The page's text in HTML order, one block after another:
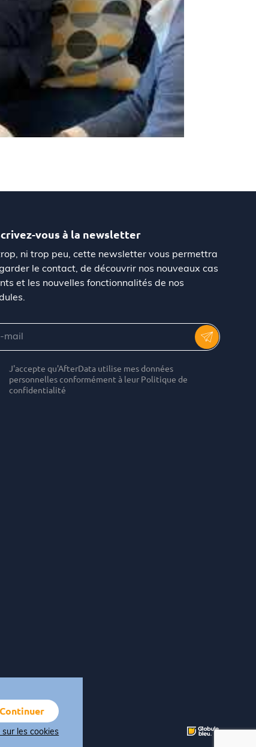
vous à la newsletter
ni trop peu, cette newsletter vous permettra
le contact, de découvrir nos nouveaux cas
et les nouvelles fonctionnalités de nos
J'accepte qu'AfterData utilise mes données
personnelles conformément à leur Politique de
confidentialité
sur les cookies